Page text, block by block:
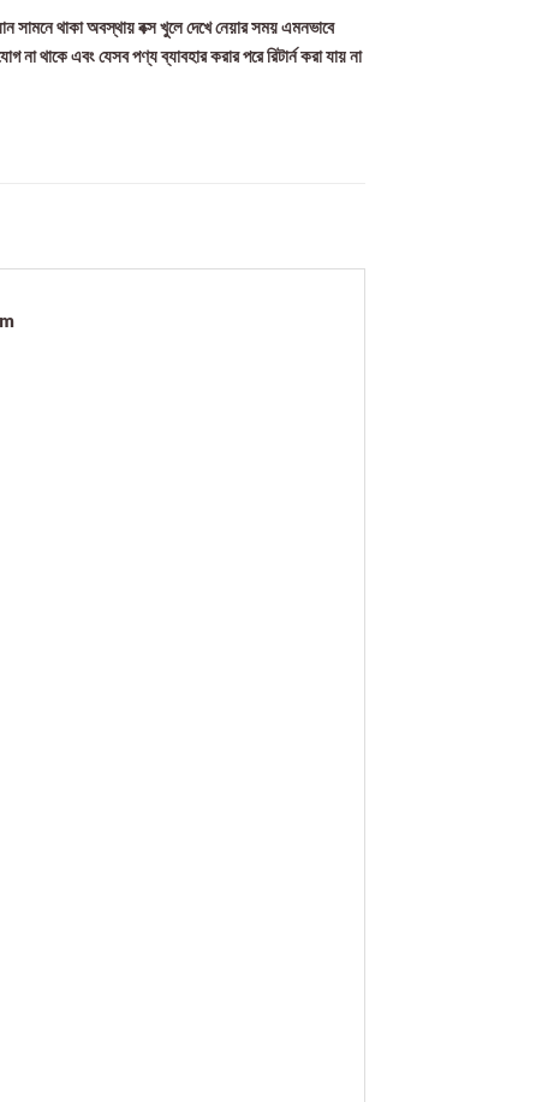
সামনে থাকা অবস্থায় বক্স খুলে দেখে নেয়ার সময় এমনভাবে
না থাকে এবং যেসব পণ্য ব্যাবহার করার পরে রিটার্ন করা যায় না